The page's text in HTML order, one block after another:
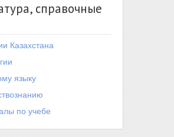
справочные
Казахстана
языку
по учебе